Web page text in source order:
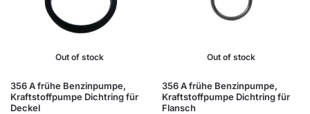
Out of stock
356 A frühe Benzinpumpe,
Kraftstoffpumpe Dichtring für
Deckel
Out of stock
356 A frühe Benzinpumpe,
Kraftstoffpumpe Dichtring für
Flansch